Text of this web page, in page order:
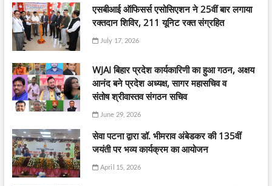
एसबीआई ऑफिसर्स एसोसिएशन ने 25वीं बार लगाया
रक्तदान शिविर, 211 यूनिट रक्त संग्रहित
July 17, 2026
WJAI बिहार प्रदेश कार्यकारिणी का हुआ गठन, अक्षय
आनंद बने प्रदेश अध्यक्ष, सागर महासचिव व
संतोष श्रीवास्तव संगठन सचिव
June 29, 2026
सेवा पटना द्वारा डॉ. भीमराव अंबेडकर की 135वीं
जयंती पर भव्य कार्यक्रम का आयोजन
April 15, 2026